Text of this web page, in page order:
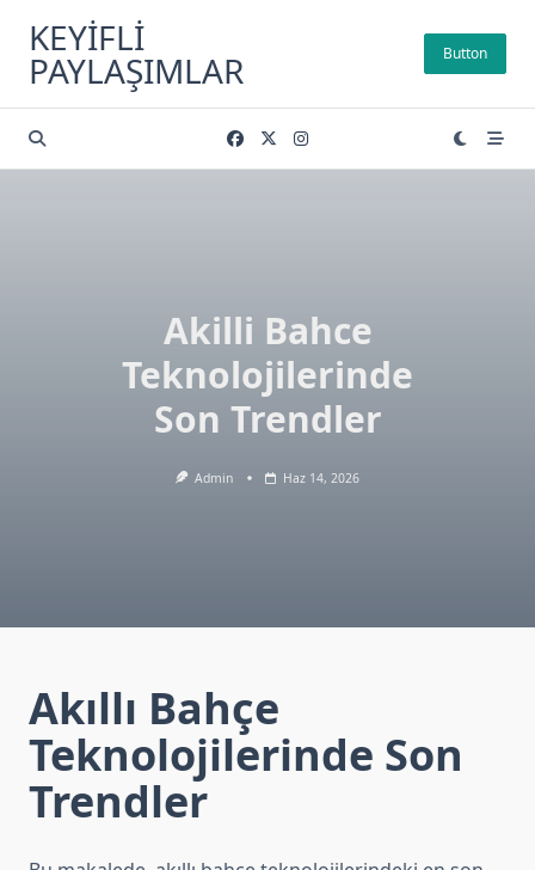
content
KEYIFLI
PAYLAŞIMLAR Button
Akilli Bahce
Teknolojilerinde
Son Trendler
Admin Haz 14, 2026
Akıllı Bahçe
Teknolojilerinde Son
Trendler